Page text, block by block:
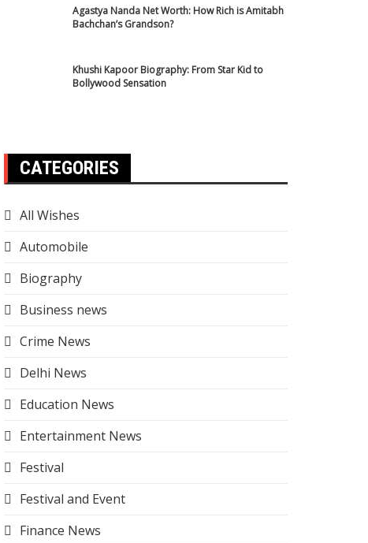
Agastya Nanda Net Worth: How Rich is Amitabh
Bachchan’s Grandson?
Khushi Kapoor Biography: From Star Kid to
Bollywood Sensation
CATEGORIES
All Wishes
Automobile
Biography
Business news
Crime News
Delhi News
Education News
Entertainment News
Festival
Festival and Event
Finance News